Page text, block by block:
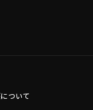
ついて